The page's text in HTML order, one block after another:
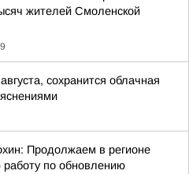
жителей Смоленской
сохранится облачная
Продолжаем в регионе
по обновлению